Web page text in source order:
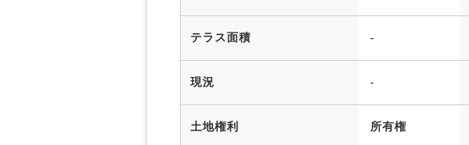
テラス面積 -
現況 -
土地権利 所有権